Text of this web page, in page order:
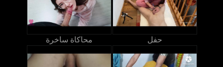
محاكاة ساخرة حفل